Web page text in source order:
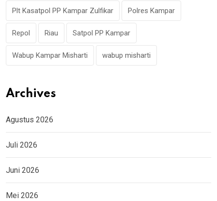
Plt Kasatpol PP Kampar Zulfikar Polres Kampar
Repol Riau Satpol PP Kampar
Wabup Kampar Misharti wabup misharti
Archives
Agustus 2026
Juli 2026
Juni 2026
Mei 2026